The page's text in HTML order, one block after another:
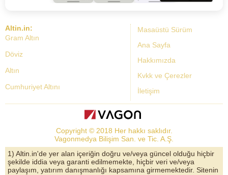
Masaüstü Sürüm
Ana Sayfa
Hakkımızda
Kvkk ve Çerezler
İletişim
Altin.in:
Gram Altın
Döviz
Altın
Cumhuriyet Altını
Dolar Kuru
Altın Yorumları
Döviz Kurları
Copyright © 2018 Her hakkı saklıdır.
Vagonmedya Bilişim San. ve Tic. A.Ş.
1) Altin.in'de yer alan içeriğin doğru ve/veya güncel olduğu hiçbir
şekilde iddia veya garanti edilmemekte, hiçbir veri ve/veya
paylaşım, yatırım danışmanlığı kapsamına girmemektedir. Sitenin